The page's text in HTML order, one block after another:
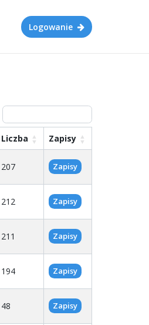
Logowanie
Liczba Zapisy
207 Zapisy
212 Zapisy
211 Zapisy
194 Zapisy
48 Zapisy